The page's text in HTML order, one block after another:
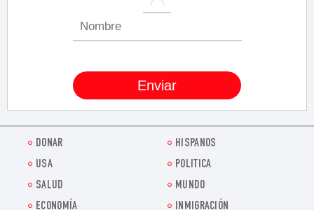
DONAR
HISPANOS
USA
POLITICA
SALUD
MUNDO
ECONOMÍA
INMIGRACIÓN